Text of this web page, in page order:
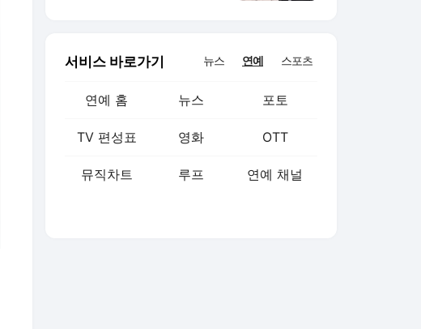
서비스 바로가기 뉴스 연예 스포츠
연예 홈 뉴스 포토
TV 편성표 영화 OTT
뮤직차트 루프 연예 채널